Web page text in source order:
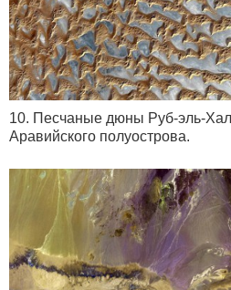
10. Песчаные дюны Руб-эль-
Аравийского полуострова.